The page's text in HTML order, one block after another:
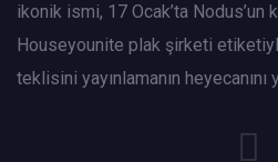
ikonik ismi, 17 Ocak’ta Nodus’un
Houseyounite plak şirketi
teklisini yayınlamanın heyecanını